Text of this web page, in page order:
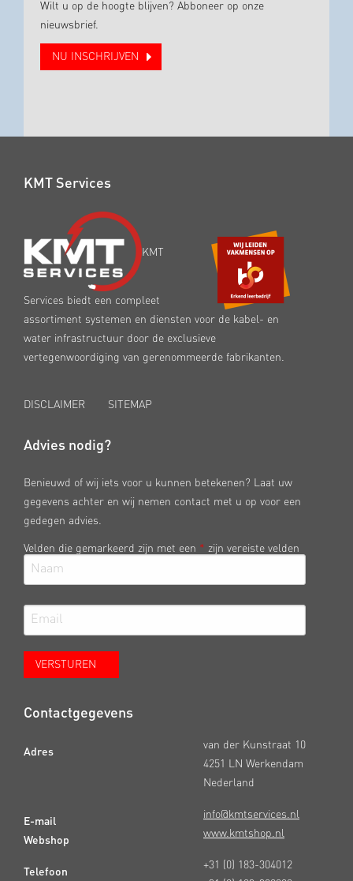
Wilt u op de hoogte blijven? Abboneer op onze
nieuwsbrief.
NU INSCHRIJVEN
KMT Services
KMT
Services biedt een compleet
assortiment systemen en diensten voor de kabel- en
water infrastructuur door de exclusieve
vertegenwoordiging van gerenommeerde fabrikanten.
DISCLAIMER SITEMAP
Advies nodig?
Benieuwd of wij iets voor u kunnen betekenen? Laat uw
gegevens achter en wij nemen contact met u op voor een
gedegen advies.
Velden die gemarkeerd zijn met een * zijn vereiste velden
Contactgegevens
Adres
E-mail
Webshop
Telefoon
van der Kunstraat 10
4251 LN Werkendam
Nederland
info@kmtservices.nl
www.kmtshop.nl
+31 (0) 183-304012